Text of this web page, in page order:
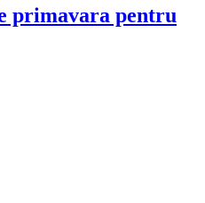
primavara pentru